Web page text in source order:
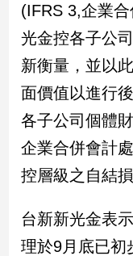
調
國
會
焦
點
觀
點
兩
岸/
國
(IFRS 3,企業
光金控各子公
新衡量，並以
面價值以進行
各子公司個體
企業合併會計
控層級之自結損
台新新光金表
理於9月底已初